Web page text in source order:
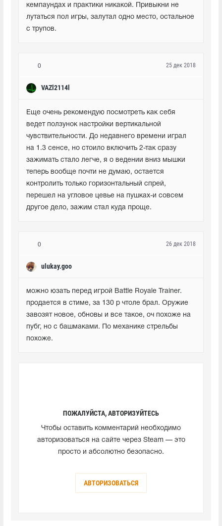
кемпаундах и практики никакой. Привыкни не
лутаться пол игры, залутал одно место, остальное
с трупов.
0
VAZl2114l
25 дек 2018
Еще очень рекомендую посмотреть как себя
ведет ползунок настройки вертикальной
чувствительности. До недавнего времени играл
на 1.3 сенсе, но стоило включить 2-так сразу
зажимать стало легче, я о ведении вниз мышки
теперь вообще почти не думаю, остается
контролить только горизонтальный спрей,
перешел на угловое цевье на пушках-и совсем
другое дело, зажим стал куда проще.
0
ulukay.goo
26 дек 2018
можно юзать перед игрой Battle Royale Trainer.
продается в стиме, за 130 р чтоле брал. Оружие
завозят новое, обновы и все такое, оч похоже на
пубг, но с башмаками. По механике стрельбы
похоже.
ПОЖАЛУЙСТА, АВТОРИЗУЙТЕСЬ
Чтобы оставить комментарий необходимо
авторизоваться на сайте через Steam — это
просто и абсолютно безопасно.
АВТОРИЗОВАТЬСЯ